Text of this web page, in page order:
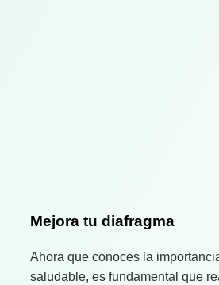
Mejora tu diafragma
Ahora que conoces la
saludable, es fundamental que